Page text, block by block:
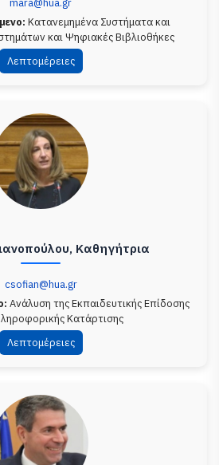
mara@hua.gr
Κατανεμημένα Συστήματα και
και Ψηφιακές Βιβλιοθήκες
Λεπτομέρειες
Καθηγήτρια
csofian@hua.gr
Ανάλυση της Εκπαιδευτικής Επίδοσης
Κατάρτισης
Λεπτομέρειες